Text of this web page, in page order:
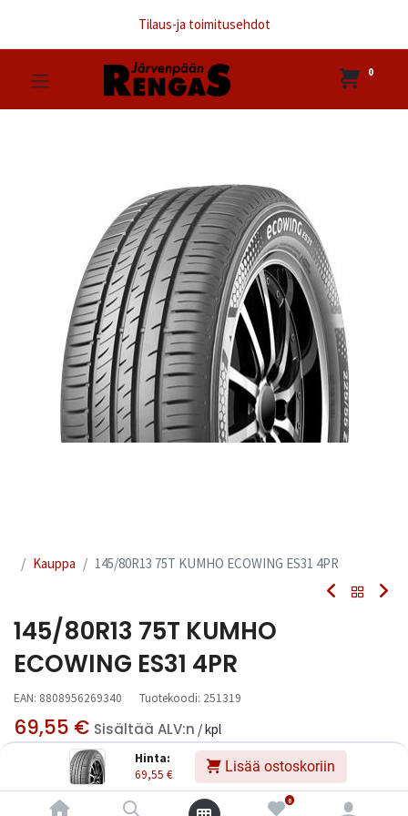
Hinta:
69,55 € Lisää ostoskoriin
0
Tilaus-ja toimitusehdot
0
Kauppa 145/80R13 75T KUMHO ECOWING ES31 4PR
145/80R13 75T KUMHO
ECOWING ES31 4PR
EAN: 8808956269340 Tuotekoodi: 251319
69,55 € Sisältää ALV:n / kpl
Toimittajilla (kotimaa):
Saatavilla
Toimitusaika:
3 arkipäivää